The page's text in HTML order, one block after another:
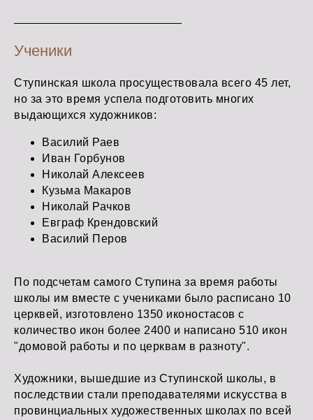
Ученики
Ступинская школа просуществовала всего 45 лет,
но за это время успела подготовить многих
выдающихся художников:
Василий Раев
Иван Горбунов
Николай Алексеев
Кузьма Макаров
Николай Рачков
Евграф Крендовский
Василий Перов
По подсчетам самого Ступина за время работы
школы им вместе с учениками было расписано 10
церквей, изготовлено 1350 иконостасов с
количество икон более 2400 и написано 510 икон
"домовой работы и по церквам в разноту".
Художники, вышедшие из Ступинской школы, в
последствии стали преподавателями искусства в
провинциальных художественных школах по всей